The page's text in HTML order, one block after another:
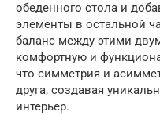
обеденного стола и
элементы в остальной
баланс между этими
комфортную и
что симметрия и
друга, создавая
интерьер.